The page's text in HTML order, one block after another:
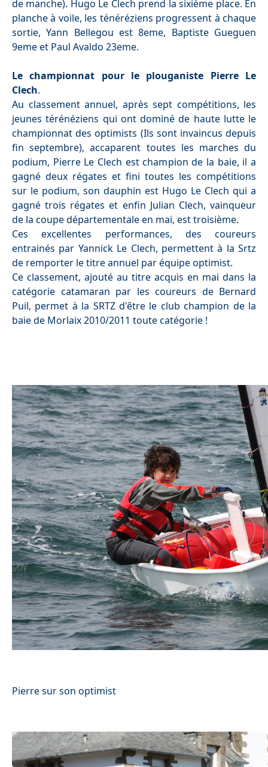
de manche). Hugo Le Clech prend la sixième place. En
planche à voile, les ténéréziens progressent à chaque
sortie, Yann Bellegou est 8eme, Baptiste Gueguen
9eme et Paul Avaldo 23eme.
Le championnat pour le plouganiste Pierre Le
Clech.
Au classement annuel, après sept compétitions, les
jeunes térénéziens qui ont dominé de haute lutte le
championnat des optimists (Ils sont invaincus depuis
fin septembre), accaparent toutes les marches du
podium, Pierre Le Clech est champion de la baie, il a
gagné deux régates et fini toutes les compétitions
sur le podium, son dauphin est Hugo Le Clech qui a
gagné trois régates et enfin Julian Clech, vainqueur
de la coupe départementale en mai, est troisième.
Ces excellentes performances, des coureurs
entrainés par Yannick Le Clech, permettent à la Srtz
de remporter le titre annuel par équipe optimist.
Ce classement, ajouté au titre acquis en mai dans la
catégorie catamaran par les coureurs de Bernard
Puil, permet à la SRTZ d'être le club champion de la
baie de Morlaix 2010/2011 toute catégorie !
Pierre sur son optimist